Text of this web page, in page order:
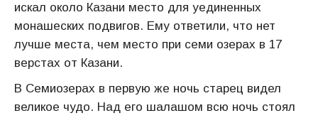
искал около Казани место для уединенных
монашеских подвигов. Ему ответили, что нет
лучше места, чем место при семи озерах в 17
верстах от Казани.
В Семиозерах в первую же ночь старец видел
великое чудо. Над его шалашом всю ночь стоял